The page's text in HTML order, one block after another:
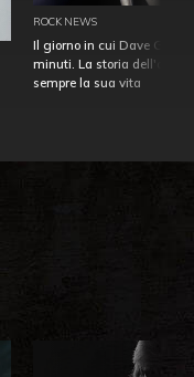
ROCK NEWS
Il giorno in cui Dave
minuti. La storia
sempre la sua vita